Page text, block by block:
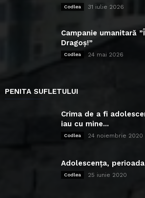
Codlea 31 iulie 2026
Campanie umanitară
Dragoș!”
Codlea 24 mai 2026
PENITA SUFLETULUI
Crima de a fi
iau cu mine...
Codlea 24 noiembrie 2020
Adolescența,
Codlea 25 iunie 2020